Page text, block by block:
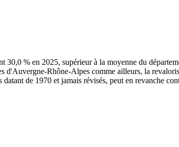
% en 2025, supérieur à la moyenne du
d'Auvergne-Rhône-Alpes comme ailleurs, la
de 1970 et jamais révisés, peut en revanche